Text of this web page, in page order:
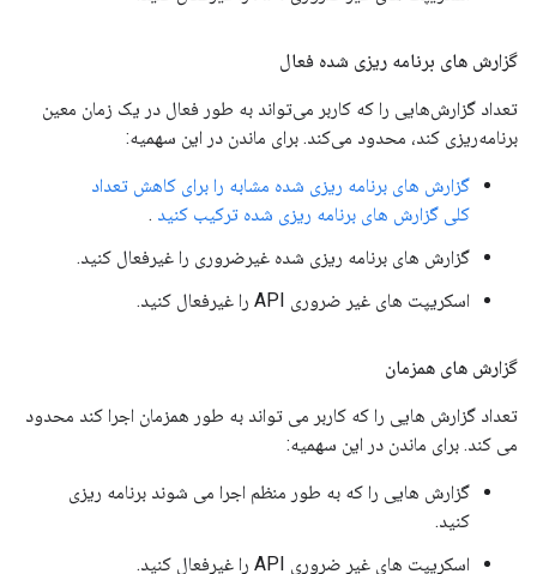
گزارش های برنامه ریزی شده فعال
تعداد گزارش‌هایی را که کاربر می‌تواند به طور فعال در یک زمان معین
برنامه‌ریزی کند، محدود می‌کند. برای ماندن در این سهمیه:
گزارش های برنامه ریزی شده مشابه را برای کاهش تعداد
کلی گزارش های برنامه ریزی شده ترکیب کنید .
گزارش های برنامه ریزی شده غیرضروری را غیرفعال کنید.
اسکریپت های غیر ضروری API را غیرفعال کنید.
گزارش های همزمان
تعداد گزارش هایی را که کاربر می تواند به طور همزمان اجرا کند محدود
می کند. برای ماندن در این سهمیه:
گزارش هایی را که به طور منظم اجرا می شوند برنامه ریزی
کنید.
اسکریپت های غیر ضروری API را غیرفعال کنید.